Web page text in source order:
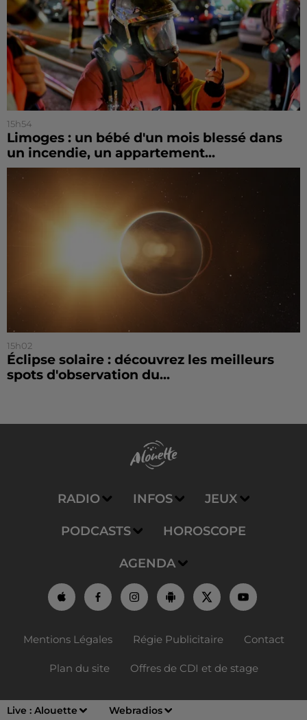
Live : Alouette Webradios
15h54
Limoges : un bébé d'un mois blessé dans
un incendie, un appartement...
15h02
Éclipse solaire : découvrez les meilleurs
spots d'observation du...
RADIO INFOS JEUX
PODCASTS HOROSCOPE
AGENDA
Mentions Légales Régie Publicitaire Contact
Plan du site Offres de CDI et de stage